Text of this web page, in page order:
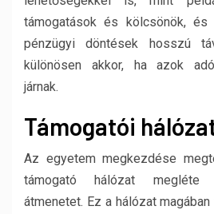
támogatások és kölcsönök,
pénzügyi döntések hosszú
különösen akkor, ha azok
járnak.
Támogatói
Az egyetem megkezdése
támogató hálózat megléte
átmenetet. Ez a hálózat